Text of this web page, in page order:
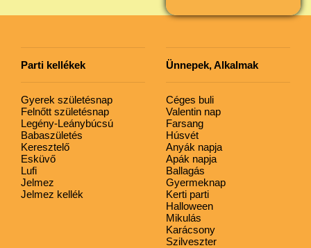
Parti kellékek
Gyerek születésnap
Felnőtt születésnap
Legény-Leánybúcsú
Babaszületés
Keresztelő
Esküvő
Lufi
Jelmez
Jelmez kellék
Ünnepek, Alkalmak
Céges buli
Valentin nap
Farsang
Húsvét
Anyák napja
Apák napja
Ballagás
Gyermeknap
Kerti parti
Halloween
Mikulás
Karácsony
Szilveszter